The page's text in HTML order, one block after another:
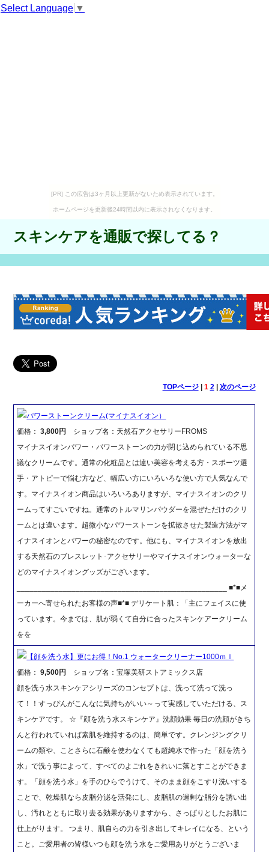
Select Language ▼
[PR] この広告は3ヶ月以上更新がないため表示されています。
ホームページを更新後24時間以内に表示されなくなります。
スキンケアを通販で探してる？
TOPページ| 1 2| 次のページ
パワーストーンクリーム(マイナスイオン）
価格：3,800円
ショップ名：天然石アクセサリーFROMS
マイナスイオンパワー・パワーストーンの力が閉じ込められている不思
議なクリームです。通常の化粧品とは違い美容を考える方・スポーツ選
手・アトピーで悩む方など、幅広い方にいろいろな使い方で人気なんで
す。マイナスイオン商品はいろいろありますが、マイナスイオンのクリ
ームってすごいですね。通常のトルマリンパウダーを混ぜただけのクリ
ームとは違います。超微小なパワーストーンを拡散させた製造方法がマ
イナスイオンとパワーの秘密なのです。他にも、マイナスイオンを放出
する天然石のブレスレット･アクセサリーやマイナスイオンウォーターな
どのマイナスイオングッズがございます。
__________________________________________________ ■*■メ
ーカーへ寄せられたお客様の声■*■ デリケート肌：「主にフェイスに使
っています。今までは、肌が弱くて自分に合ったスキンケアークリーム
をを
【顔を洗う水】更にお得！No.1 ウォータークリーナー1000ｍｌ
価格：9,500円
ショップ名：宝塚美研ストアミックス店
顔を洗う水スキンケアシリーズのコンセプトは、洗って洗って洗っ
て！！すっぴんがこんなに気持ちがいい～って実感していただける、ス
キンケアです。 ☆『顔を洗う水スキンケア』洗顔効果 毎日の洗顔がきち
んと行われていれば素肌を維持するのは、簡単です。クレンジングクリ
ームの類や、ことさらに石鹸を使わなくても超純水で作った「顔を洗う
水」で洗う事によって、すべてのよごれをきれいに落とすことができま
す。「顔を洗う水」を手のひらでうけて、そのまま顔をこすり洗いする
ことで、乾燥肌なら皮脂分泌を活発にし、皮脂肌の過剰な脂分を誘い出
し、汚れとともに取り去る効果がありますから、さっぱりとしたお肌に
仕上がります。 つまり、肌自らの力を引き出してキレイになる、という
こと。ご愛用者の皆様いつも顔を洗う水をご愛用ありがとうございま